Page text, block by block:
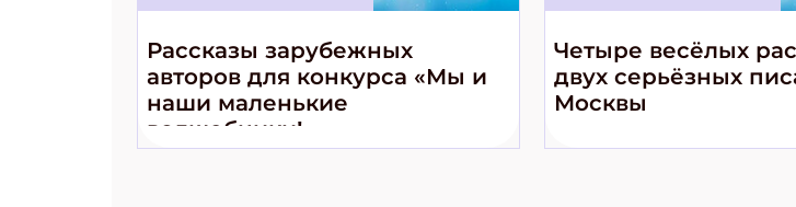
Рассказы зарубежных
авторов для конкурса «Мы и
наши маленькие
волшебники!»
Четыре весёлых
двух серьёзных
Москвы